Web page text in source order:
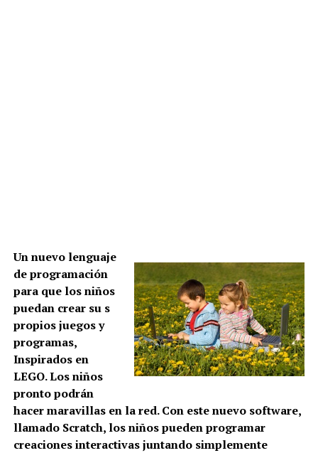
Un nuevo lenguaje
de programación
para que los niños
puedan crear su s
propios juegos y
programas,
Inspirados en
LEGO. Los niños
pronto podrán
hacer maravillas en la red. Con este nuevo software,
llamado Scratch, los niños pueden programar
creaciones interactivas juntando simplemente